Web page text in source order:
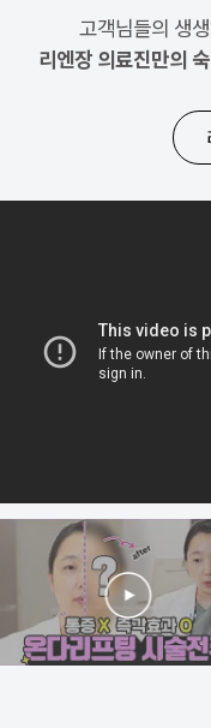
고객님들의 생
리엔장 의료진만의